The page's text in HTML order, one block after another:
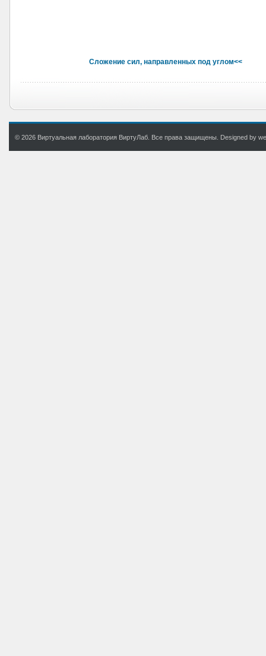
Сложение сил, направленных под углом<<
© 2026 Виртуальная лаборатория ВиртуЛаб. Все права защищены. Designed by